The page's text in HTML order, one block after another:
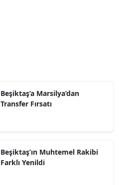
Beşiktaş’a Marsilya’dan
Transfer Fırsatı
Beşiktaş’ın Muhtemel Rakibi
Farklı Yenildi